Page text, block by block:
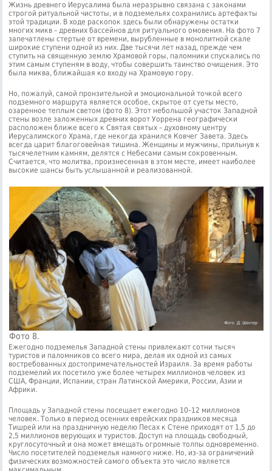
Жизнь древнего Иерусалима была неразрывно связана с законами
строгой ритуальной чистоты, и в подземельях сохранились артефакты
этой традиции. В ходе раскопок здесь были обнаружены остатки
многих микв – древних бассейнов для ритуального омовения. На фото 7
запечатлены стертые от времени, вырубленные в монолитной скале
широкие ступени одной из них. Две тысячи лет назад, прежде чем
ступить на священную землю Храмовой горы, паломники спускались по
этим самым ступеням в воду, чтобы совершить таинство очищения. Это
была миква, ближайшая ко входу на Храмовую гору.
Но, пожалуй, самой пронзительной и эмоциональной точкой всего
подземного маршрута является особое, скрытое от суеты место,
озаренное теплым светом (фото 8). Этот небольшой участок Западной
стены возле заложенных древних ворот Уоррена географически
расположен ближе всего к Святая святых – духовному центру
Иерусалимского Храма, где некогда хранился Ковчег Завета. Здесь
всегда царит благоговейная тишина. Женщины и мужчины, прильнув к
тысячелетним камням, делятся с Небесами самым сокровенным.
Считается, что молитва, произнесенная в этом месте, имеет наиболее
высокие шансы быть услышанной и реализованной.
Фото 8.
Ежегодно подземелья Западной стены привлекают сотни тысяч
туристов и паломников со всего мира, делая их одной из самых
востребованных достопримечательностей Израиля. За время работы
подземелий их посетило уже более четырех миллионов человек из
США, Франции, Испании, стран Латинской Америки, России, Азии и
Африки.
Площадь у Западной стены посещает ежегодно 10–12 миллионов
человек. Только в период осенних еврейских праздников месяца
Тишрей или на праздничную неделю Песах к Стене приходят от 1,5 до
2,5 миллионов верующих и туристов. Доступ на площадь свободный,
круглосуточный и она может вмещать огромные толпы одновременно.
Число посетителей подземелья намного ниже. Но, из-за ограничений
физических возможностей самого объекта это число является